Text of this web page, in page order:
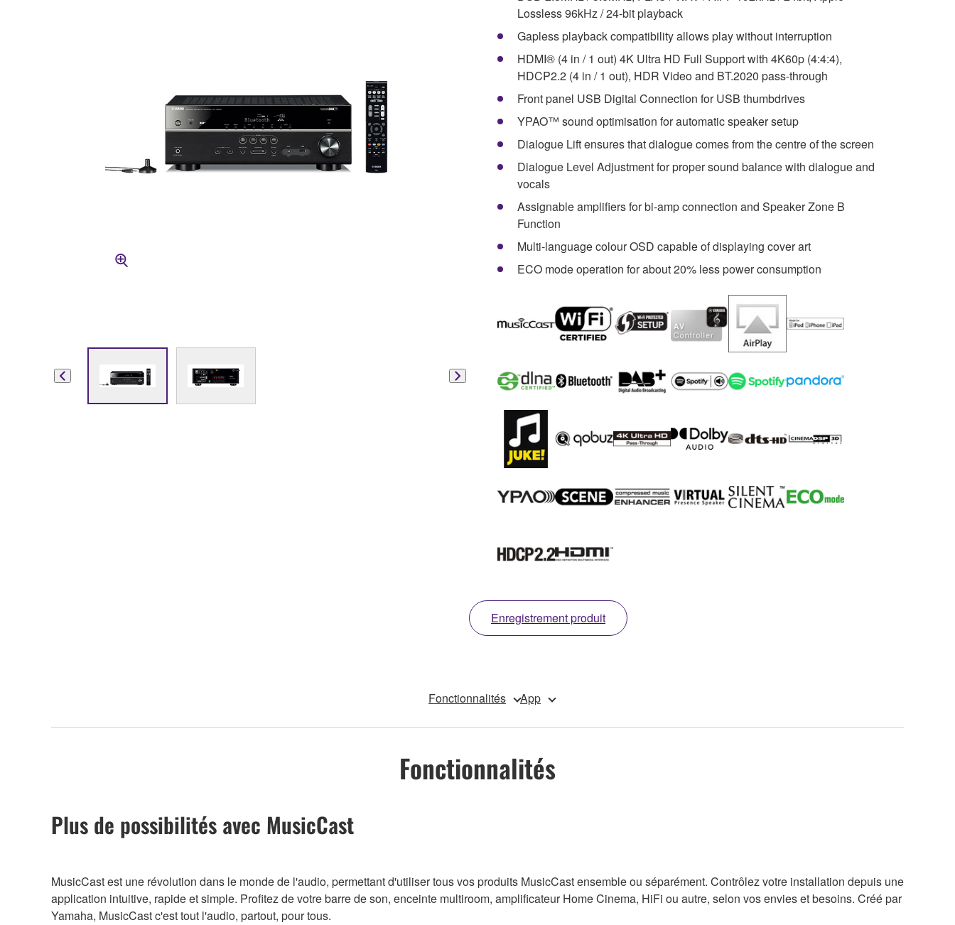
Lossless 96kHz / 24-bit playback
Gapless playback compatibility allows play without interruption
HDMI® (4 in / 1 out) 4K Ultra HD Full Support with 4K60p (4:4:4),
HDCP2.2 (4 in / 1 out), HDR Video and BT.2020 pass-through
Front panel USB Digital Connection for USB thumbdrives
YPAO™ sound optimisation for automatic speaker setup
Dialogue Lift ensures that dialogue comes from the centre of the screen
Dialogue Level Adjustment for proper sound balance with dialogue and
vocals
Assignable amplifiers for bi-amp connection and Speaker Zone B
Function
Multi-language colour OSD capable of displaying cover art
ECO mode operation for about 20% less power consumption
Enregistrement produit
Fonctionnalités App
Fonctionnalités
Plus de possibilités avec MusicCast
MusicCast est une révolution dans le monde de l'audio, permettant d'utiliser tous vos produits MusicCast ensemble ou séparément. Contrôlez votre installation depuis une
application intuitive, rapide et simple. Profitez de votre barre de son, enceinte multiroom, amplificateur Home Cinema, HiFi ou autre, selon vos envies et besoins. Créé par
Yamaha, MusicCast c'est tout l'audio, partout, pour tous.